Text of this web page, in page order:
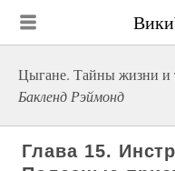
Цыгане. Тайны жизни и
Бакленд Рэймонд
Глава 15.